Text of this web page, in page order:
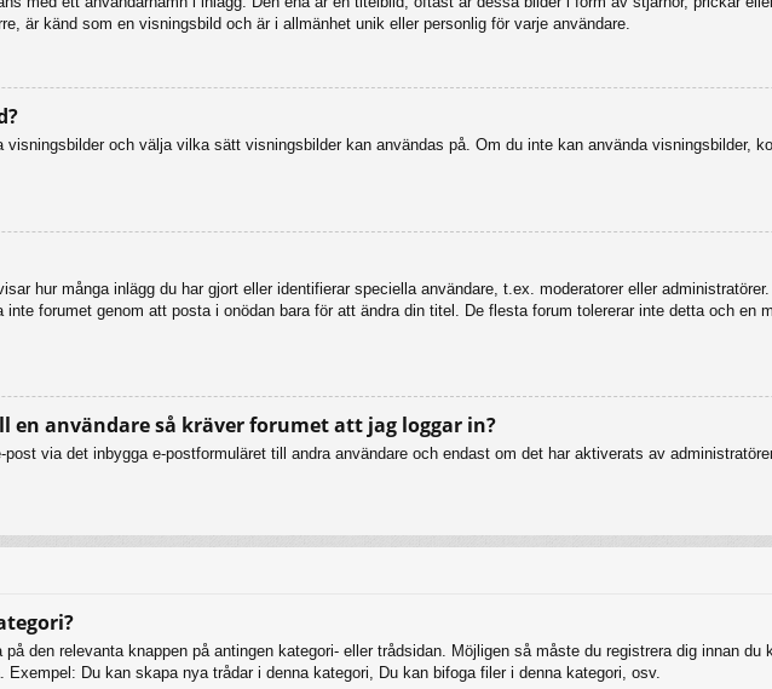
är känd som en visningsbild och är i allmänhet unik eller personlig för varje användare.
och välja vilka sätt visningsbilder kan användas på. Om du inte kan använda visningsbilder,
hur många inlägg du har gjort eller identifierar speciella användare, t.ex. moderatorer eller
forumet genom att posta i onödan bara för att ändra din titel. De flesta forum tolererar inte detta och en
en användare så kräver forumet att jag loggar in?
via det inbygga e-postformuläret till andra användare och endast om det har aktiverats av
den relevanta knappen på antingen kategori- eller trådsidan. Möjligen så måste du registrera dig innan
Du kan skapa nya trådar i denna kategori, Du kan bifoga filer i denna kategori, osv.